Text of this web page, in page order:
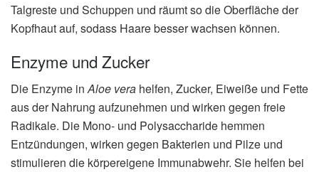
Talgreste und Schuppen und räumt so die Oberfläche der
Kopfhaut auf, sodass Haare besser wachsen können.
Enzyme und Zucker
Die Enzyme inAloe vera helfen, Zucker, Eiweiße und Fette
aus der Nahrung aufzunehmen und wirken gegen freie
Radikale. Die Mono- und Polysaccharide hemmen
Entzündungen, wirken gegen Bakterien und Pilze und
stimulieren die körpereigene Immunabwehr. Sie helfen bei